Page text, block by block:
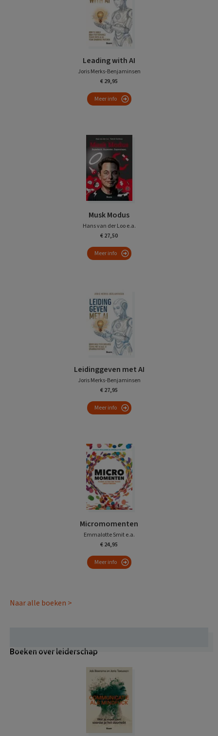
Leading with AI
Joris Merks-Benjaminsen
€ 29,95
Meer info
Musk Modus
Hans van der Loo e.a.
€ 27,50
Meer info
Leidinggeven met AI
Joris Merks-Benjaminsen
€ 27,95
Meer info
Micromomenten
Emmalotte Smit e.a.
€ 24,95
Meer info
Naar alle boeken >
Boeken over leiderschap